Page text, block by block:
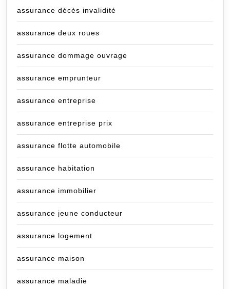
assurance décès invalidité
assurance deux roues
assurance dommage ouvrage
assurance emprunteur
assurance entreprise
assurance entreprise prix
assurance flotte automobile
assurance habitation
assurance immobilier
assurance jeune conducteur
assurance logement
assurance maison
assurance maladie